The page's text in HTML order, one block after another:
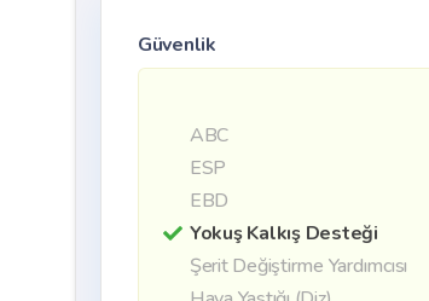
Güvenlik
ABC
ESP
EBD
Yokuş Kalkış Desteği
Şerit Değiştirme Yardımcısı